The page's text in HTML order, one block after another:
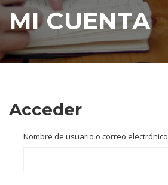
MI CUENTA
Acceder
Nombre de usuario o correo electrónico